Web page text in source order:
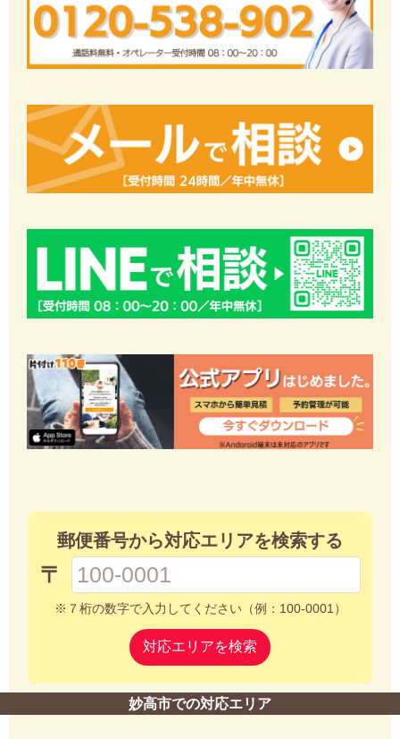
郵便番号から対応エリアを検索する
〒
※７桁の数字で入力してください（例：100-0001）
対応エリアを検索
妙高市での対応エリア